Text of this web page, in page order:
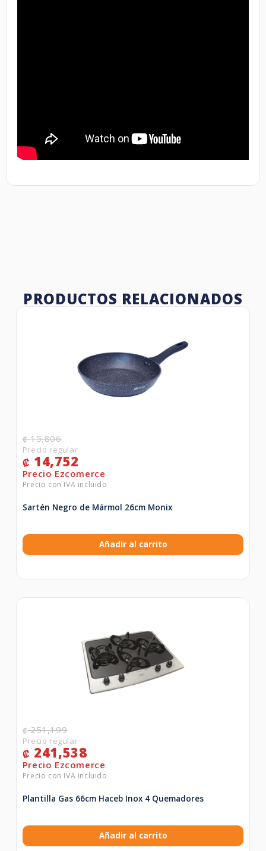
PRODUCTOS RELACIONADOS
₡15,806
₡ 14,752
Sartén Negro de Mármol 26cm Monix
Añadir al carrito
₡251,199
₡ 241,538
Plantilla Gas 66cm Haceb Inox 4 Quemadores
Añadir al carrito